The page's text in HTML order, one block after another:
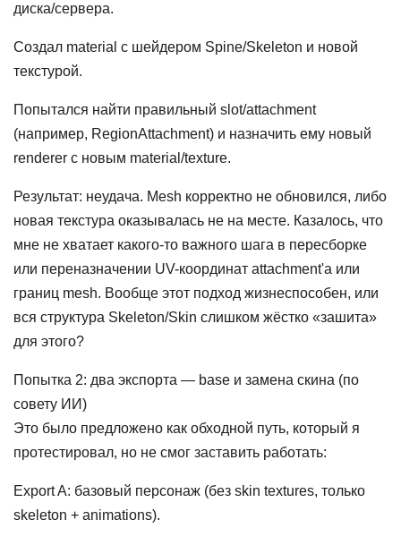
диска/сервера.
Создал material с шейдером Spine/Skeleton и новой
текстурой.
Попытался найти правильный slot/attachment
(например, RegionAttachment) и назначить ему новый
renderer с новым material/texture.
Результат: неудача. Mesh корректно не обновился, либо
новая текстура оказывалась не на месте. Казалось, что
мне не хватает какого-то важного шага в пересборке
или переназначении UV-координат attachment'а или
границ mesh. Вообще этот подход жизнеспособен, или
вся структура Skeleton/Skin слишком жёстко «зашита»
для этого?
Попытка 2: два экспорта — base и замена скина (по
совету ИИ)
Это было предложено как обходной путь, который я
протестировал, но не смог заставить работать:
Export A: базовый персонаж (без skin textures, только
skeleton + animations).